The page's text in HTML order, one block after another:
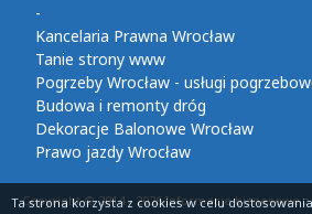
-
Kancelaria Prawna Wrocław
Tanie strony www
Pogrzeby Wrocław - usługi
Budowa i remonty dróg
Dekoracje Balonowe Wrocław
Prawo jazdy Wrocław
Copyright © 2014 - 2026 Informacje biznesowe z
Ta strona korzysta z cookiesw celu